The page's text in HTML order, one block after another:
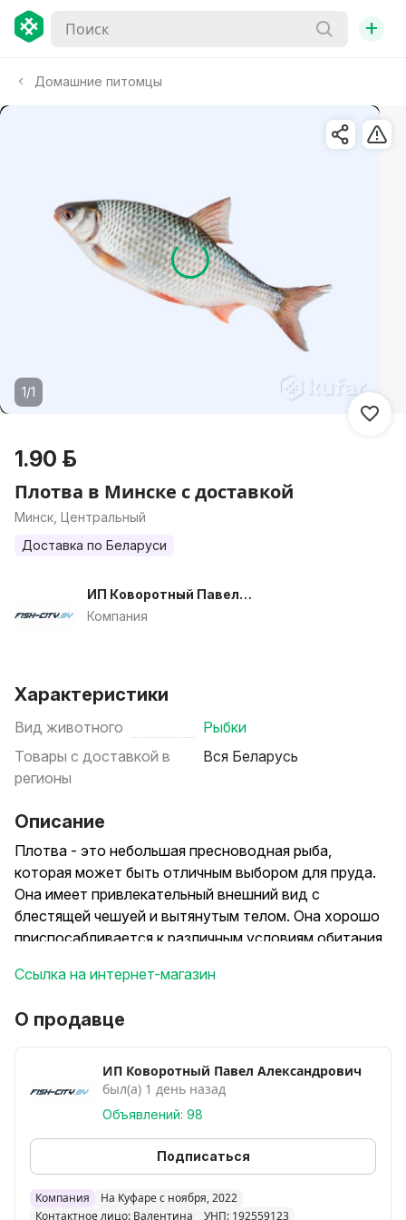
+
Домашние питомцы
1/1
1.90 р.
Плотва в Минске с доставкой
Минск, Центральный
Доставка по Беларуси
ИП Коворотный Павел
Александрович
Компания
Характеристики
Вид животного
Рыбки
Товары с доставкой в
регионы
Вся Беларусь
Описание
Плотва - это небольшая пресноводная рыба,
которая может быть отличным выбором для пруда.
Она имеет привлекательный внешний вид с
блестящей чешуей и вытянутым телом. Она хорошо
приспосабливается к различным условиям обитания
является всеядной рыбой, что означает, что она
беспозвоночных и растительность. Это делает ее
экосистемы в пруду.
6-10 см - 1.9 BYN
! Наличие уточняйте по телефону, возможен
предзаказ.
Ссылка на интернет-магазин
О продавце
ИП Коворотный Павел Александрович
был(а) 1 день назад
Объявлений: 98
Подписаться
Компания
На Куфаре с ноября, 2022
Контактное лицо: Валентина
УНП: 192559123